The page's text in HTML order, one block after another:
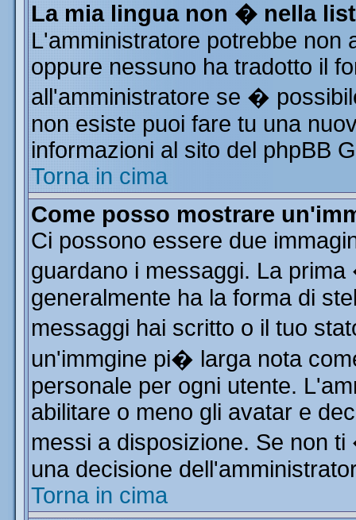
La mia lingua non � nella
L'amministratore potrebbe non
oppure nessuno ha tradotto il
all'amministratore se �
non esiste puoi fare tu una
informazioni al sito del phpBB
Torna in cima
Come posso mostrare
Ci possono essere due
guardano i messaggi. La
generalmente ha la forma di
messaggi hai scritto o il tuo
un'immgine pi� larga nota
personale per ogni utente.
abilitare o meno gli avatar e
messi a disposizione. Se non
una decisione
Torna in cima